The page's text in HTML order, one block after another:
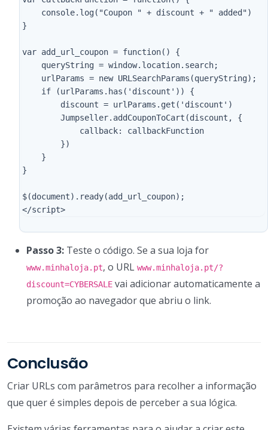
}
var add_url_coupon = function() {
}
$(document).ready(add_url_coupon);
Passo 3: Teste o código. Se a sua loja for
www.minhaloja.pt, o URL www.minhaloja.pt/?
discount=CYBERSALE vai adicionar automaticamente a
promoção ao navegador que abriu o link.
Conclusão
Criar URLs com parâmetros para recolher a informação
que quer é simples depois de perceber a sua lógica.